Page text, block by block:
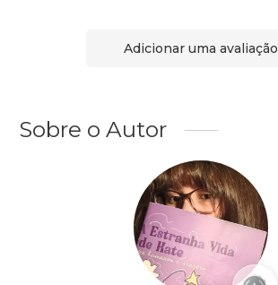
Adicionar uma avaliação
Sobre o Autor